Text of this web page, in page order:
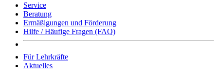
Service
Beratung
Ermäßigungen und Förderung
Hilfe / Häufige Fragen (FAQ)
Für Lehrkräfte
Aktuelles